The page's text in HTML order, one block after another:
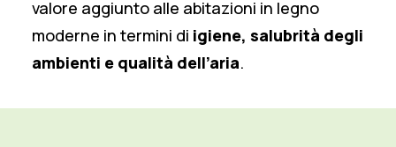
valore aggiunto alle abitazioni in legno
moderne in termini di igiene, salubrità degli
ambienti e qualità dell’aria.